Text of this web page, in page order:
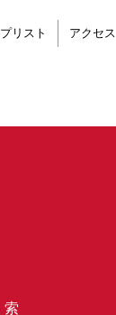
リスト アクセス